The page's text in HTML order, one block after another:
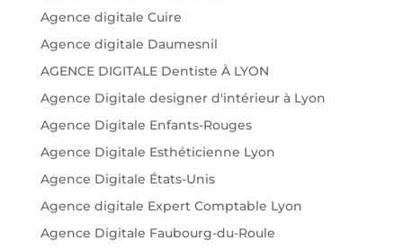
Agence digitale Cuire
Agence digitale Daumesnil
AGENCE DIGITALE Dentiste À LYON
Agence Digitale designer d'intérieur à Lyon
Agence Digitale Enfants-Rouges
Agence Digitale Esthéticienne Lyon
Agence Digitale États-Unis
Agence digitale Expert Comptable Lyon
Agence Digitale Faubourg-du-Roule